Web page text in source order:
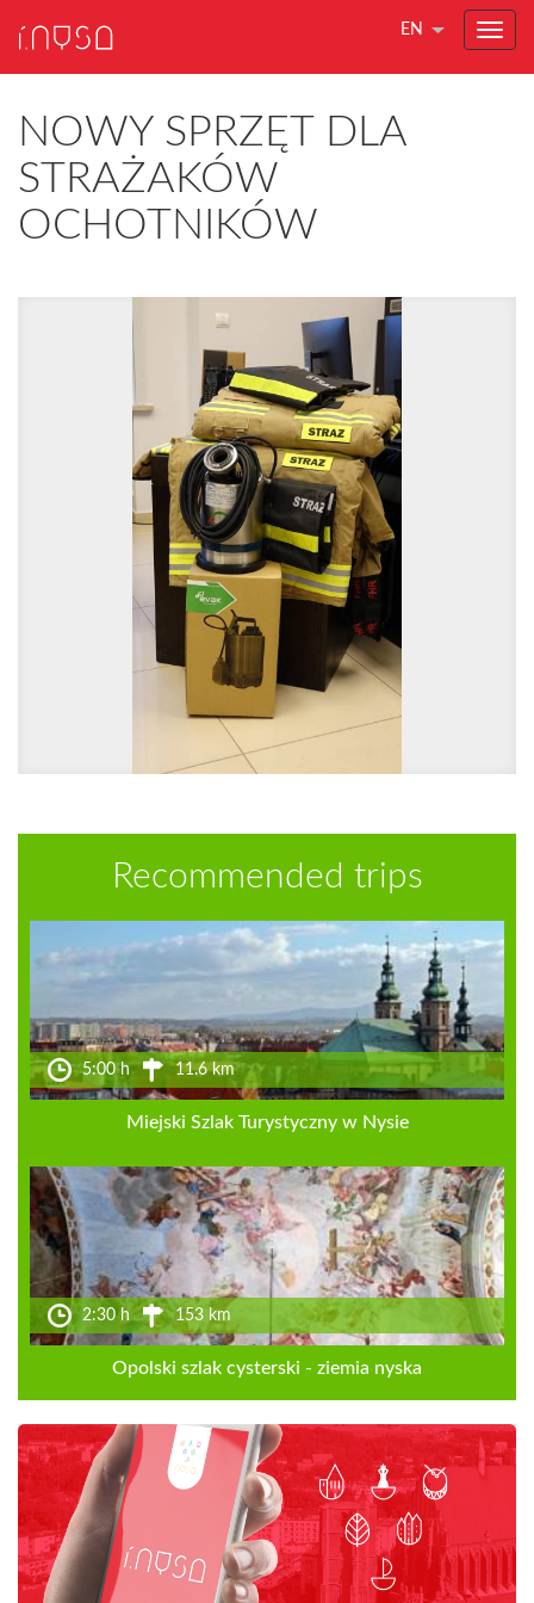
EN
NOWY SPRZĘT DLA
STRAŻAKÓW
OCHOTNIKÓW
Recommended trips
5:00 h 11.6 km
Miejski Szlak Turystyczny w Nysie
2:30 h 153 km
Opolski szlak cysterski - ziemia nyska